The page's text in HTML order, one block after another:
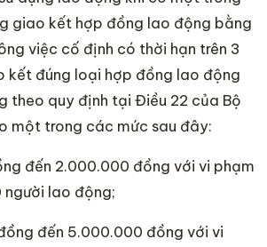
giao kết hợp đồng lao động bằng
việc cố định có thời hạn trên 3
kết đúng loại hợp đồng lao động
theo quy định tại Điều 22 của Bộ
một trong các mức sau đây:
đến 2.000.000 đồng với vi phạm
người lao động;
đến 5.000.000 đồng với vi